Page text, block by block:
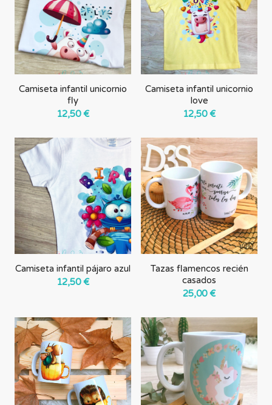
forma
ascendente
Camiseta infantil unicornio
fly
12,50€
Camiseta infantil unicornio
love
12,50€
Camiseta infantil pájaro azul
12,50€
Tazas flamencos recién
casados
25,00€